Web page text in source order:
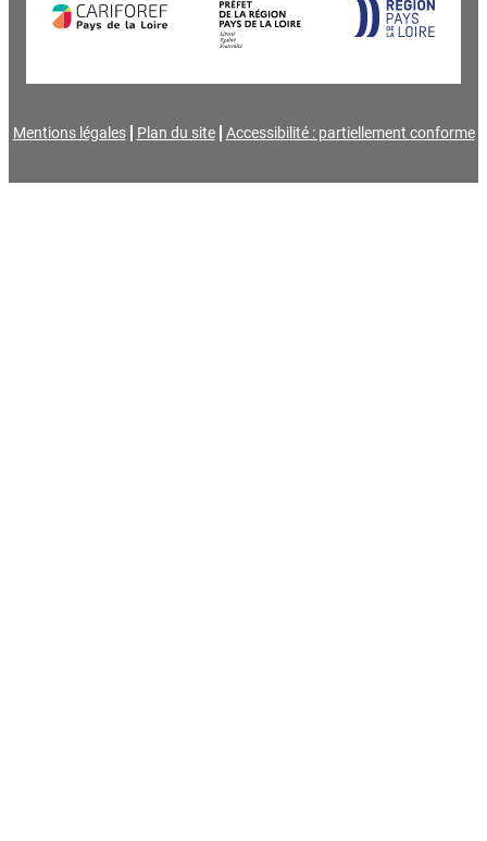
Mentions légales Plan du site Accessibilité : partiellement conforme